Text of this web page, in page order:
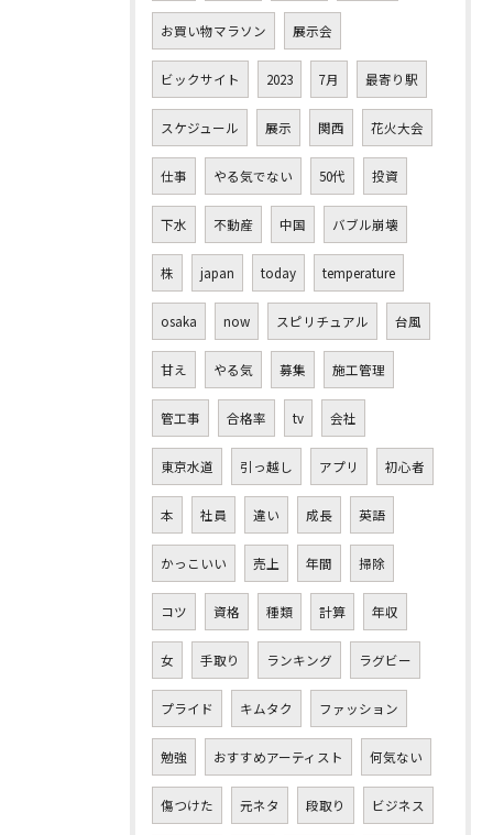
お買い物マラソン 展示会
ビックサイト 2023 7月 最寄り駅
スケジュール 展示 関西 花火大会
仕事 やる気でない 50代 投資
下水 不動産 中国 バブル崩壊
株 japan today temperature
osaka now スピリチュアル 台風
甘え やる気 募集 施工管理
管工事 合格率 tv 会社
東京水道 引っ越し アプリ 初心者
本 社員 違い 成長 英語
かっこいい 売上 年間 掃除
コツ 資格 種類 計算 年収
女 手取り ランキング ラグビー
プライド キムタク ファッション
勉強 おすすめアーティスト 何気ない
傷つけた 元ネタ 段取り ビジネス